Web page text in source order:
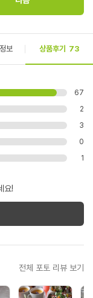
보 상품후기 73
67
2
3
0
1
요!
전체 포토 리뷰 보기